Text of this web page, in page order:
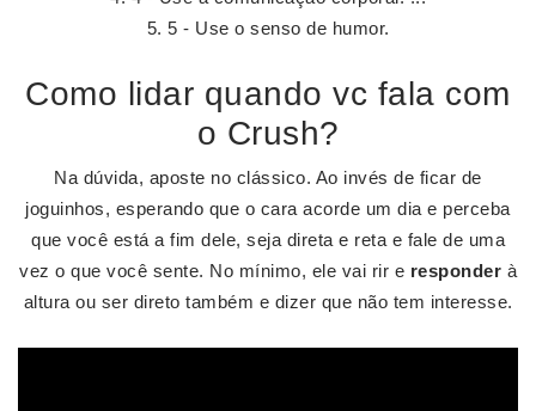
5 - Use o senso de humor.
Como lidar quando vc fala com
o Crush?
Na dúvida, aposte no clássico. Ao invés de ficar de
joguinhos, esperando que o cara acorde um dia e perceba
que você está a fim dele, seja direta e reta e fale de uma
vez o que você sente. No mínimo, ele vai rir e responder à
altura ou ser direto também e dizer que não tem interesse.